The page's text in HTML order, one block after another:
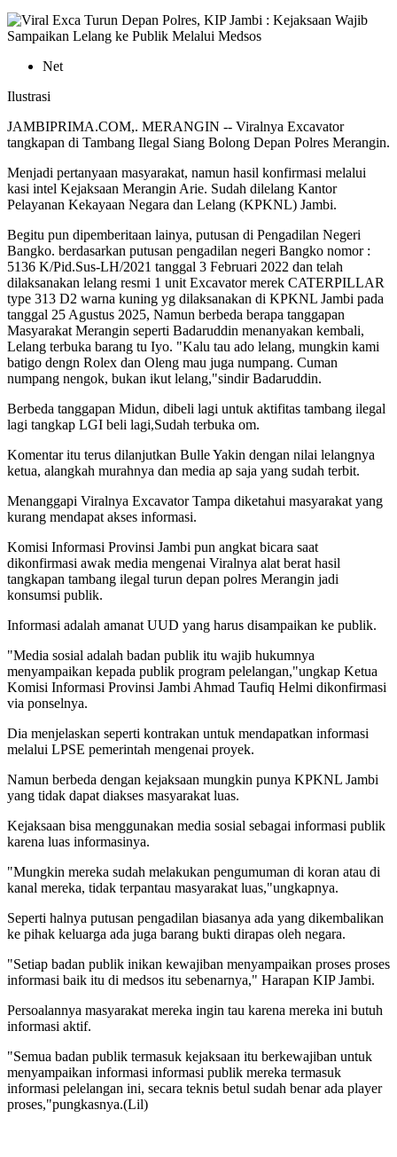
Net
Ilustrasi
JAMBIPRIMA.COM,. MERANGIN -- Viralnya Excavator
tangkapan di Tambang Ilegal Siang Bolong Depan Polres Merangin.
Menjadi pertanyaan masyarakat, namun hasil konfirmasi melalui
kasi intel Kejaksaan Merangin Arie. Sudah dilelang Kantor
Pelayanan Kekayaan Negara dan Lelang (KPKNL) Jambi.
Begitu pun dipemberitaan lainya, putusan di Pengadilan Negeri
Bangko. berdasarkan putusan pengadilan negeri Bangko nomor :
5136 K/Pid.Sus-LH/2021 tanggal 3 Februari 2022 dan telah
dilaksanakan lelang resmi 1 unit Excavator merek CATERPILLAR
type 313 D2 warna kuning yg dilaksanakan di KPKNL Jambi pada
tanggal 25 Agustus 2025, Namun berbeda berapa tanggapan
Masyarakat Merangin seperti Badaruddin menanyakan kembali,
Lelang terbuka barang tu Iyo. "Kalu tau ado lelang, mungkin kami
batigo dengn Rolex dan Oleng mau juga numpang. Cuman
numpang nengok, bukan ikut lelang,"sindir Badaruddin.
Berbeda tanggapan Midun, dibeli lagi untuk aktifitas tambang ilegal
lagi tangkap LGI beli lagi,Sudah terbuka om.
Komentar itu terus dilanjutkan Bulle Yakin dengan nilai lelangnya
ketua, alangkah murahnya dan media ap saja yang sudah terbit.
Menanggapi Viralnya Excavator Tampa diketahui masyarakat yang
kurang mendapat akses informasi.
Komisi Informasi Provinsi Jambi pun angkat bicara saat
dikonfirmasi awak media mengenai Viralnya alat berat hasil
tangkapan tambang ilegal turun depan polres Merangin jadi
konsumsi publik.
Informasi adalah amanat UUD yang harus disampaikan ke publik.
"Media sosial adalah badan publik itu wajib hukumnya
menyampaikan kepada publik program pelelangan,"ungkap Ketua
Komisi Informasi Provinsi Jambi Ahmad Taufiq Helmi dikonfirmasi
via ponselnya.
Dia menjelaskan seperti kontrakan untuk mendapatkan informasi
melalui LPSE pemerintah mengenai proyek.
Namun berbeda dengan kejaksaan mungkin punya KPKNL Jambi
yang tidak dapat diakses masyarakat luas.
Kejaksaan bisa menggunakan media sosial sebagai informasi publik
karena luas informasinya.
"Mungkin mereka sudah melakukan pengumuman di koran atau di
kanal mereka, tidak terpantau masyarakat luas,"ungkapnya.
Seperti halnya putusan pengadilan biasanya ada yang dikembalikan
ke pihak keluarga ada juga barang bukti dirapas oleh negara.
"Setiap badan publik inikan kewajiban menyampaikan proses proses
informasi baik itu di medsos itu sebenarnya," Harapan KIP Jambi.
Persoalannya masyarakat mereka ingin tau karena mereka ini butuh
informasi aktif.
"Semua badan publik termasuk kejaksaan itu berkewajiban untuk
menyampaikan informasi informasi publik mereka termasuk
informasi pelelangan ini, secara teknis betul sudah benar ada player
proses,"pungkasnya.(Lil)